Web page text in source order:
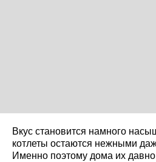
Вкус становится намного
котлеты остаются нежными
Именно поэтому дома их